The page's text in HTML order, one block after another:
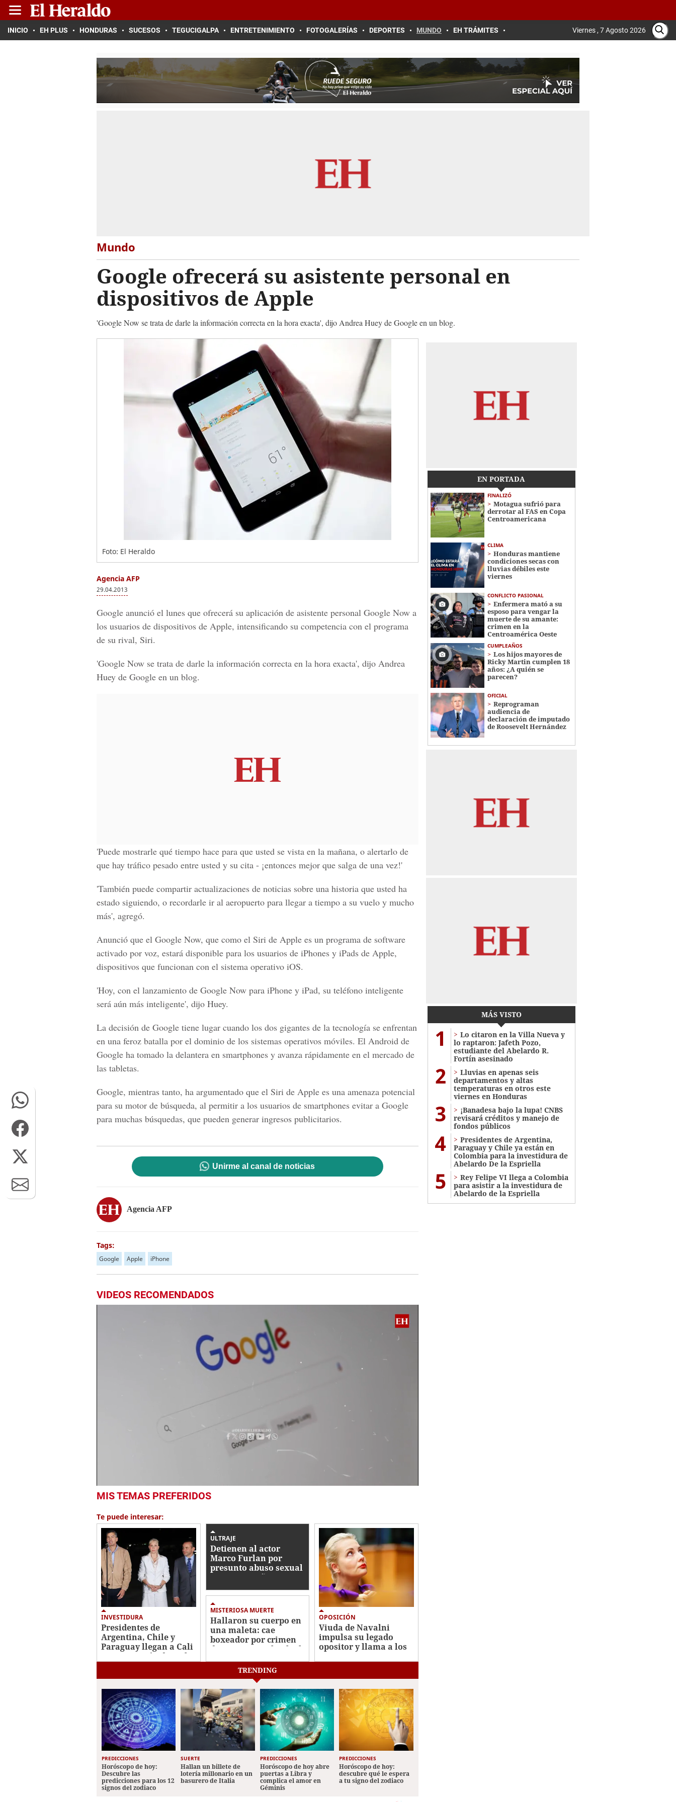
INICIO EH PLUS HONDURAS SUCESOS TEGUCIGALPA ENTRETENIMIENTO FOTOGALERÍAS DEPORTES MUNDO EH TRÁMITES Viernes , 7 Agosto 2026
Mundo
Google ofrecerá su asistente personal en
dispositivos de Apple
'Google Now se trata de darle la información correcta en la hora exacta', dijo Andrea Huey de Google en un blog.
Foto: El Heraldo
Agencia AFP
29.04.2013
Google anunció el lunes que ofrecerá su aplicación de asistente personal Google Now a
los usuarios de dispositivos de Apple, intensificando su competencia con el programa
de su rival, Siri.
'Google Now se trata de darle la información correcta en la hora exacta', dijo Andrea
Huey de Google en un blog.
'Puede mostrarle qué tiempo hace para que usted se vista en la mañana, o alertarlo de
que hay tráfico pesado entre usted y su cita - ¡entonces mejor que salga de una vez!'
'También puede compartir actualizaciones de noticias sobre una historia que usted ha
estado siguiendo, o recordarle ir al aeropuerto para llegar a tiempo a su vuelo y mucho
más', agregó.
Anunció que el Google Now, que como el Siri de Apple es un programa de software
activado por voz, estará disponible para los usuarios de iPhones y iPads de Apple,
dispositivos que funcionan con el sistema operativo iOS.
'Hoy, con el lanzamiento de Google Now para iPhone y iPad, su teléfono inteligente
será aún más inteligente', dijo Huey.
La decisión de Google tiene lugar cuando los dos gigantes de la tecnología se enfrentan
en una feroz batalla por el dominio de los sistemas operativos móviles. El Android de
Google ha tomado la delantera en smartphones y avanza rápidamente en el mercado de
las tabletas.
Google, mientras tanto, ha argumentado que el Siri de Apple es una amenaza potencial
para su motor de búsqueda, al permitir a los usuarios de smartphones evitar a Google
para muchas búsquedas, que pueden generar ingresos publicitarios.
Unirme al canal de noticias
Agencia AFP
Tags:
Google Apple iPhone
VIDEOS RECOMENDADOS
seconds
2
minutes,
seconds
Volume
0%
MIS TEMAS PREFERIDOS
Te puede interesar:
INVESTIDURA
Presidentes de
Argentina, Chile y
Paraguay llegan a Cali
para posesión de De la
ULTRAJE
Detienen al actor
Marco Furlan por
presunto abuso sexual
contra un niño autista
MISTERIOSA MUERTE
Hallaron su cuerpo en
una maleta: cae
boxeador por crimen
de misionera Elisabeth
Ross
OPOSICIÓN
Viuda de Navalni
impulsa su legado
opositor y llama a los
EN PORTADA
FINALIZÓ
Motagua sufrió para
derrotar al FAS en Copa
Centroamericana
CLIMA
Honduras mantiene
condiciones secas con
lluvias débiles este
viernes
CONFLICTO PASIONAL
Enfermera mató a su
esposo para vengar la
muerte de su amante:
crimen en la
Centroamérica Oeste
CUMPLEAÑOS
Los hijos mayores de
Ricky Martin cumplen 18
años: ¿A quién se
parecen?
OFICIAL
Reprograman
audiencia de
declaración de imputado
de Roosevelt Hernández
MÁS VISTO
1
Lo citaron en la Villa Nueva y
lo raptaron: Jafeth Pozo,
estudiante del Abelardo R.
Fortín asesinado
2
Lluvias en apenas seis
departamentos y altas
temperaturas en otros este
viernes en Honduras
3
¡Banadesa bajo la lupa! CNBS
revisará créditos y manejo de
fondos públicos
4
Presidentes de Argentina,
Paraguay y Chile ya están en
Colombia para la investidura de
Abelardo De la Espriella
5
Rey Felipe VI llega a Colombia
para asistir a la investidura de
Abelardo de la Espriella
TRENDING
PREDICCIONES
Horóscopo de hoy:
Descubre las
predicciones para los 12
signos del zodiaco
SUERTE
Hallan un billete de
lotería millonario en un
basurero de Italia
PREDICCIONES
Horóscopo de hoy abre
puertas a Libra y
complica el amor en
Géminis
PREDICCIONES
Horóscopo de hoy:
descubre qué le espera
a tu signo del zodiaco